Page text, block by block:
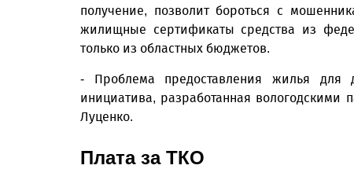
получение, позволит бороться с
жилищные сертификаты средства из
только из областных бюджетов.
- Проблема предоставления жилья для
инициатива, разработанная вологодскими
Луценко.
Плата за ТКО